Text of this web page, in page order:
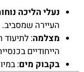
נעלי הליכה
העיירה שמסביב.
מצלמה: לתיעוד
הייחודיים
בקבוק מים: